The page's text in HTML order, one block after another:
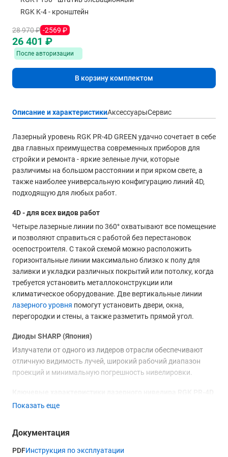
RGK K-4 - кронштейн
28 970 ₽ -2569 ₽
26 401 ₽
После авторизации
В корзину комплектом
Описание и характеристикиАксессуарыСервис
Лазерный уровень RGK PR-4D GREEN удачно сочетает в себе
два главных преимущества современных приборов для
стройки и ремонта - яркие зеленые лучи, которые
различимы на большом расстоянии и при ярком свете, а
также наиболее универсальную конфигурацию линий 4D,
подходящую для любых работ.
4D - для всех видов работ
Четыре лазерные линии по 360° охватывают все помещение
и позволяют справиться с работой без перестановок
осепостроителя. С такой схемой можно расположить
горизонтальные линии максимально близко к полу для
заливки и укладки различных покрытий или потолку, когда
требуется установить металлоконструкции или
климатическое оборудование. Две вертикальные линии
лазерного уровня помогут установить двери, окна,
перегородки и стены, а также разметить прямой угол.
Диоды SHARP (Япония)
Излучатели от одного из лидеров отрасли обеспечивают
отличную видимость лучей, широкий рабочий диапазон
проекций и минимальную погрешность нивелировки.
Погрешность линий ±0.2 мм/1 м.
Время бесперебойной работы до 18 часов.
Показать еще
Документация
PDFИнструкция по эксплуатации